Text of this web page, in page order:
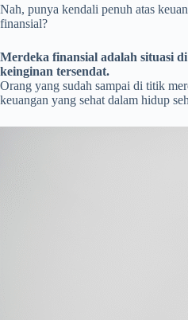
Nah, punya kendali penuh atas
finansial?
Merdeka finansial adalah situasi
keinginan tersendat.
Orang yang sudah sampai di titik
keuangan yang sehat dalam hidup